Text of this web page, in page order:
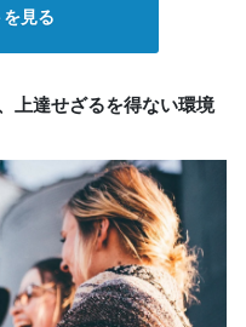
見る
上達せざるを得ない環境